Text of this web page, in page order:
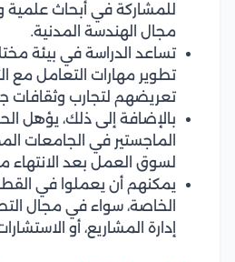
للمشاركة في أبحاث
مجال الهندسة المدنية.
تساعد الدراسة في بيئة
تطوير مهارات التعامل مع
تعريضهم لتجارب وثقافات
بالإضافة إلى ذلك، يؤهل
الماجستير في الجامعات
لسوق العمل بعد الانتهاء
يمكنهم أن يعملوا في
الخاصة، سواء في مجال
إدارة المشاريع، أو